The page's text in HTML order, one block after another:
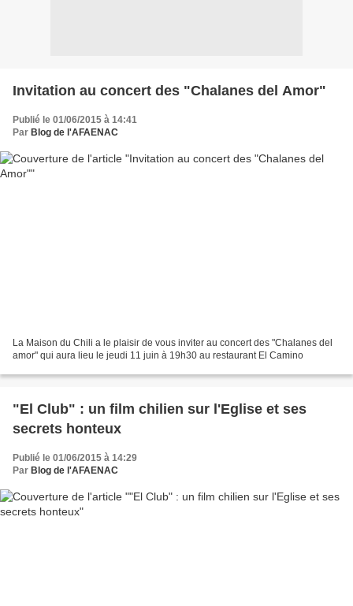
Invitation au concert des "Chalanes del Amor"
Publié le 01/06/2015 à 14:41
Par Blog de l'AFAENAC
La Maison du Chili a le plaisir de vous inviter au concert des "Chalanes del
amor" qui aura lieu le jeudi 11 juin à 19h30 au restaurant El Camino
"El Club" : un film chilien sur l'Eglise et ses
secrets honteux
Publié le 01/06/2015 à 14:29
Par Blog de l'AFAENAC